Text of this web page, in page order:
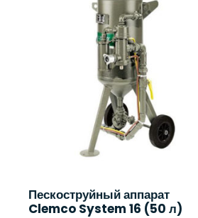
Пескоструйный аппарат
Clemco System 16 (50 л)